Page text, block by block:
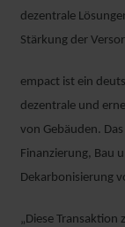
dezentrale
Stärkung der
empact ist ein
dezentrale und
von Gebäuden.
Finanzierung, Bau
Dekarbonisierung
„Diese